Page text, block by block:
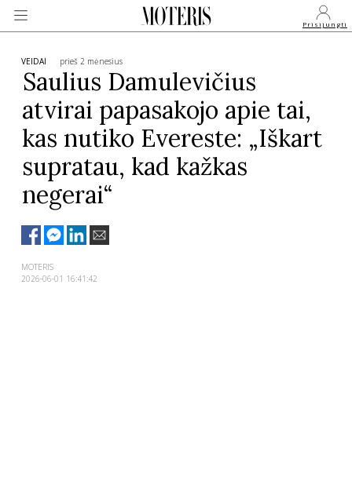
Prisijungti
VEIDAI
MONARCHIJA
MADA
GROŽIS
VEIDAI prieš 2 mėnesius
Saulius Damulevičius
atvirai papasakojo apie tai,
kas nutiko Evereste: „Iškart
supratau, kad kažkas
negerai“
MOTERIS
2026-06-01 16:41:42